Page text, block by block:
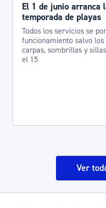
El 1 de junio arranca
temporada de playas
Todos los servicios se
funcionamiento salvo los
carpas, sombrillas y
el 15
Ver